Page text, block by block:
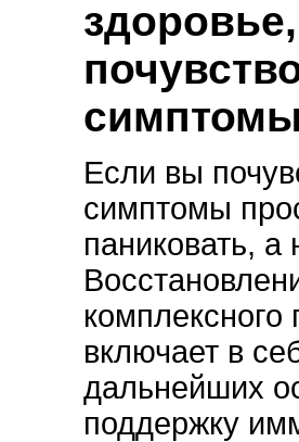
Если вы
симптомы
паниковать, а
комплексного
включает в
дальнейших
поддержку